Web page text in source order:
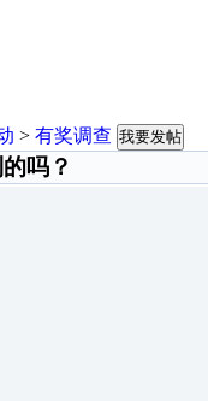
> 有奖调查 我要发帖
吗？